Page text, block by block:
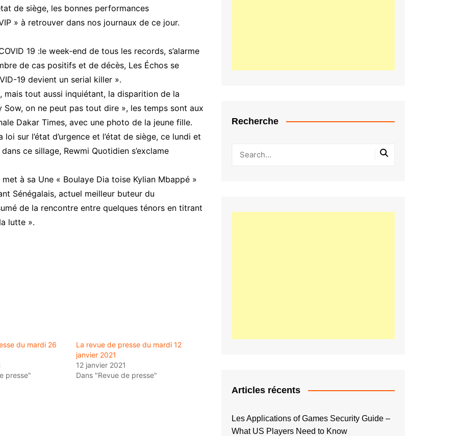
de siège, les bonnes performances
» à retrouver dans nos journaux de ce jour.
19 :le week-end de tous les records, s’alarme
de cas positifs et de décès, Les Échos se
19 devient un serial killer ».
mais tout aussi inquiétant, la disparition de la
on ne peut pas tout dire », les temps sont aux
Dakar Times, avec une photo de la jeune fille.
sur l’état d’urgence et l’état de siège, ce lundi et
ce sillage, Rewmi Quotidien s’exclame
à sa Une « Boulaye Dia toise Kylian Mbappé »
Sénégalais, actuel meilleur buteur du
de la rencontre entre quelques ténors en titrant
lutte ».
du mardi 26
presse"
La revue de presse du mardi 12
janvier 2021
12 janvier 2021
Dans "Revue de presse"
Recherche
Articles récents
Les Applications of Games Security Guide –
What US Players Need to Know